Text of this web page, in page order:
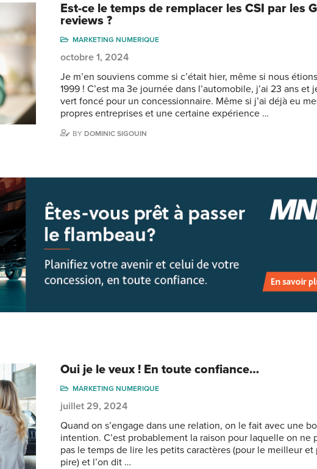
Est-ce le temps de remplacer les CSI par les
reviews ?
MARKETING NUMERIQUE
octobre 1, 2024
Je m’en souviens comme si c’était hier, même si nous
1999 ! C’est ma 3e journée dans l’automobile, j’ai 23 ans et
vert foncé pour un concessionnaire. Même si j’ai déjà eu
propres entreprises et une certaine expérience …
BY DOMINIC SIGOUIN
Oui je le veux ! En toute confiance…
MARKETING NUMERIQUE
juillet 29, 2024
Quand on s’engage dans une relation, on le fait avec une
intention. C’est probablement la raison pour laquelle on ne
pas le temps de lire les petits caractères (pour le meilleur et
pire) et l’on dit …